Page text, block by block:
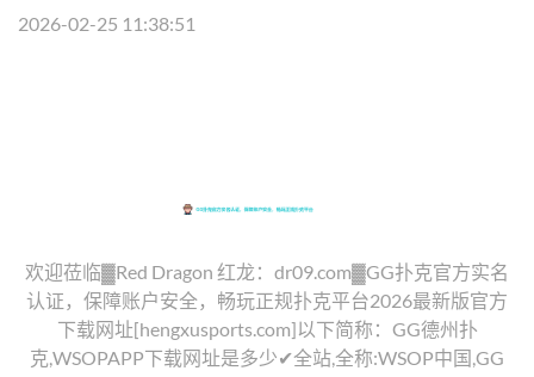
2026-02-25 11:38:51
欢迎莅临▓Red Dragon 红龙：dr09.com▓GG扑克官方实名
认证，保障账户安全，畅玩正规扑克平台2026最新版官方
下载网址[hengxusports.com]以下简称：GG德州扑
克,WSOPAPP下载网址是多少✔全站,全称:WSOP中国,GG